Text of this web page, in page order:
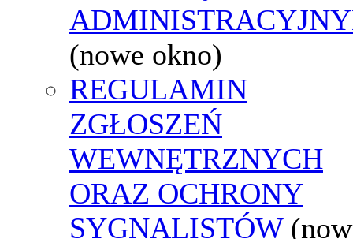
(nowe okno)
REGULAMIN
ZGŁOSZEŃ
WEWNĘTRZNYCH
ORAZ OCHRONY
SYGNALISTÓW